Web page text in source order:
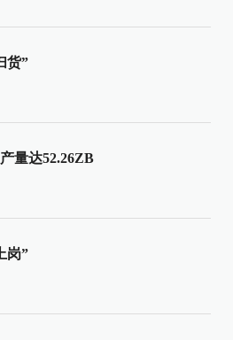
货”
量达52.26ZB
岗”